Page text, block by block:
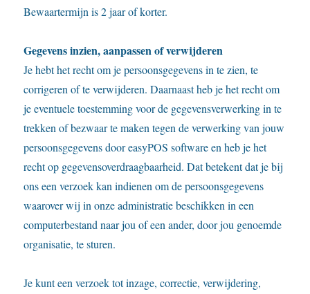
Bewaartermijn is 2 jaar of korter.
Gegevens inzien, aanpassen of verwijderen
Je hebt het recht om je persoonsgegevens in te zien, te
corrigeren of te verwijderen. Daarnaast heb je het recht om
je eventuele toestemming voor de gegevensverwerking in te
trekken of bezwaar te maken tegen de verwerking van jouw
persoonsgegevens door easyPOS software en heb je het
recht op gegevensoverdraagbaarheid. Dat betekent dat je bij
ons een verzoek kan indienen om de persoonsgegevens
waarover wij in onze administratie beschikken in een
computerbestand naar jou of een ander, door jou genoemde
organisatie, te sturen.
Je kunt een verzoek tot inzage, correctie, verwijdering,